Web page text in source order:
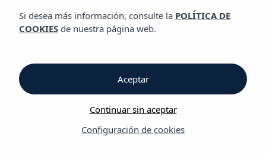
Tropical Garden
a 300 metros de la
Playa de Figueretas
y a 15 minutos a pie
Si desea más información, consulte la POLÍTICA DE
COOKIES de nuestra página web.
Configuración de cookies
Continuar sin aceptar
Aceptar